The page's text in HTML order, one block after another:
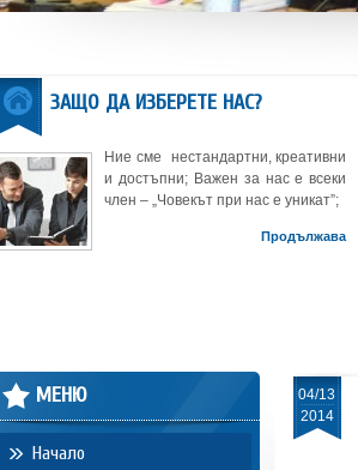
ЗАЩО ДА ИЗБЕРЕТЕ НАС?
Ние сме нестандартни, креативни
и достъпни; Важен за нас е всеки
член – „Човекът при нас е уникат”;
Продължава
04/13
2014
МЕНЮ
Начало